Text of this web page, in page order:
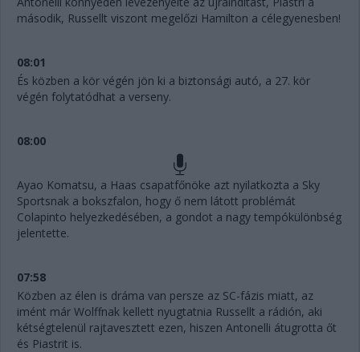
második, Russellt viszont megelőzi Hamilton a célegyenesben!
08:01
És közben a kör végén jön ki a biztonsági autó, a 27. kör
végén folytatódhat a verseny.
08:00
Ayao Komatsu, a Haas csapatfőnöke azt nyilatkozta a Sky
Sportsnak a bokszfalon, hogy ő nem látott problémát
Colapinto helyezkedésében, a gondot a nagy tempókülönbség
jelentette.
07:58
Közben az élen is dráma van persze az SC-fázis miatt, az
imént már Wolffnak kellett nyugtatnia Russellt a rádión, aki
kétségtelenül rajtavesztett ezen, hiszen Antonelli átugrotta őt
és Piastrit is.